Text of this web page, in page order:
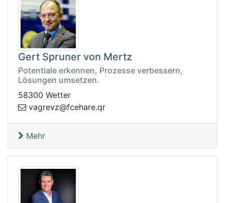
Gert Spruner von Mertz
Potentiale erkennen, Prozesse verbessern,
Lösungen umsetzen.
58300 Wetter
rq
.erahecf@zvergav
Mehr